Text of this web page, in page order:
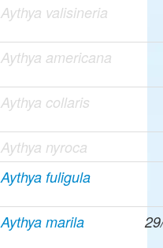
Aythya valisineria
Aythya americana
Aythya collaris
Aythya nyroca
Aythya fuligula
Aythya marila